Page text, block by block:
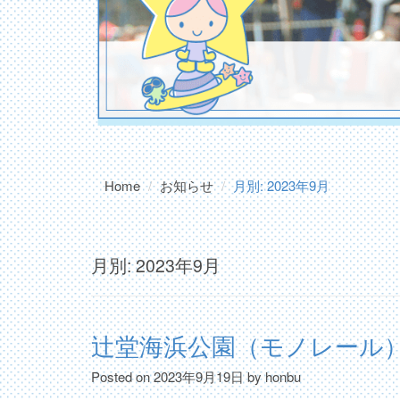
Home お知らせ 月別: 2023年9月
月別: 2023年9月
辻堂海浜公園（モノレール
Posted on2023年9月19日byhonbu